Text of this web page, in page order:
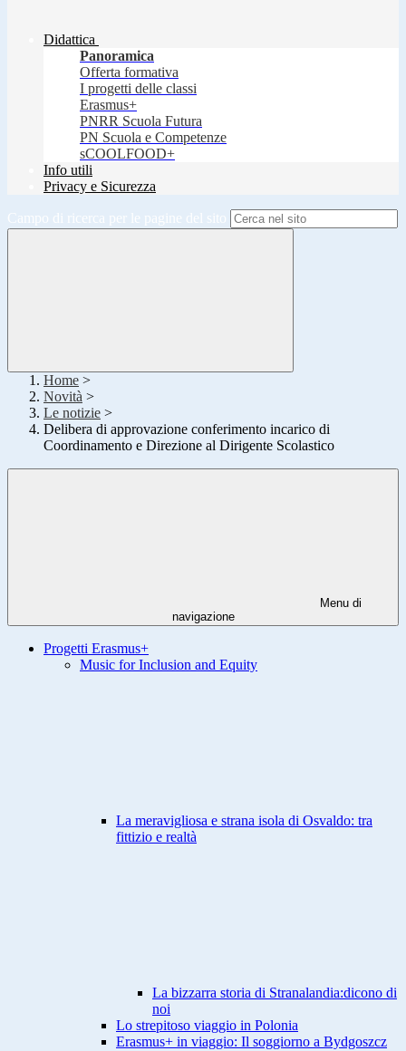
Didattica
Panoramica
Offerta formativa
I progetti delle classi
Erasmus+
PNRR Scuola Futura
PN Scuola e Competenze
sCOOLFOOD+
Info utili
Privacy e Sicurezza
Campo di ricerca per le pagine del sito
Home >
Novità >
Le notizie >
Delibera di approvazione conferimento incarico di
Coordinamento e Direzione al Dirigente Scolastico
Menu di
navigazione
Progetti Erasmus+
Music for Inclusion and Equity
La meravigliosa e strana isola di Osvaldo: tra
fittizio e realtà
La bizzarra storia di Stranalandia:dicono di
noi
Lo strepitoso viaggio in Polonia
Erasmus+ in viaggio: Il soggiorno a Bydgoszcz